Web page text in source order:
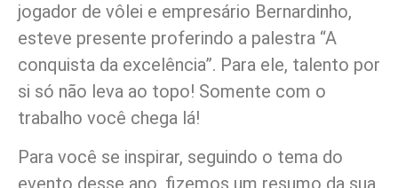
jogador de vôlei e empresário Bernardinho,
esteve presente proferindo a palestra “A
conquista da excelência”. Para ele, talento por
si só não leva ao topo! Somente com o
trabalho você chega lá!
Para você se inspirar, seguindo o tema do